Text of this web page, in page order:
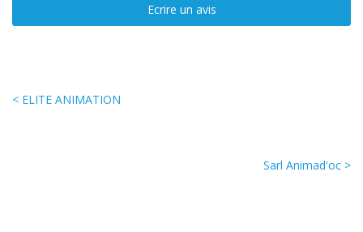
Ecrire un avis
< ELITE ANIMATION
Sarl Animad'oc >